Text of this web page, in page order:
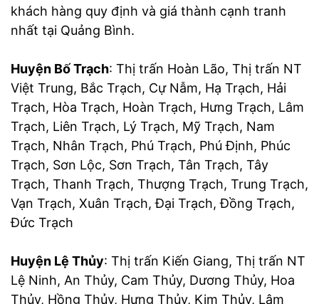
khách hàng quy định và giá thành cạnh tranh
nhất tại Quảng Bình.
Huyện Bố Trạch: Thị trấn Hoàn Lão, Thị trấn NT
Việt Trung, Bắc Trạch, Cự Nẫm, Hạ Trạch, Hải
Trạch, Hòa Trạch, Hoàn Trạch, Hưng Trạch, Lâm
Trạch, Liên Trạch, Lý Trạch, Mỹ Trạch, Nam
Trạch, Nhân Trạch, Phú Trạch, Phú Định, Phúc
Trạch, Sơn Lộc, Sơn Trạch, Tân Trạch, Tây
Trạch, Thanh Trạch, Thượng Trạch, Trung Trạch,
Vạn Trạch, Xuân Trạch, Đại Trạch, Đồng Trạch,
Đức Trạch
Huyện Lệ Thủy: Thị trấn Kiến Giang, Thị trấn NT
Lệ Ninh, An Thủy, Cam Thủy, Dương Thủy, Hoa
Thủy, Hồng Thủy, Hưng Thủy, Kim Thủy, Lâm